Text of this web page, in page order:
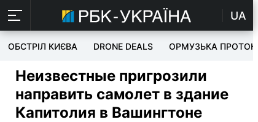
UA
ОБСТРІЛ КИЄВА DRONE DEALS ОРМУЗЬКА ПРОТОКА
Неизвестные пригрозили
направить самолет в здание
Капитолия в Вашингтоне